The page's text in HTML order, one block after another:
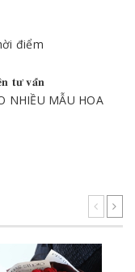
điểm
𝐭𝐮̛ 𝐯𝐚̂́𝐧
NHIỀU MẪU HOA